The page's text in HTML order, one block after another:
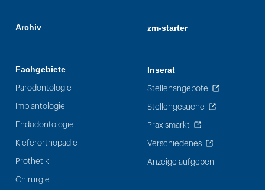
Archiv
Fachgebiete
Parodontologie
Implantologie
Endodontologie
Kieferorthopädie
Prothetik
Chirurgie
zm-starter
Inserat
Stellenangebote
Stellengesuche
Praxismarkt
Verschiedenes
Anzeige aufgeben